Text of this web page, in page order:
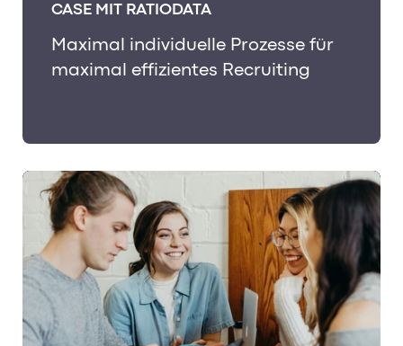
CASE MIT RATIODATA
Maximal individuelle Prozesse für
maximal effizientes Recruiting